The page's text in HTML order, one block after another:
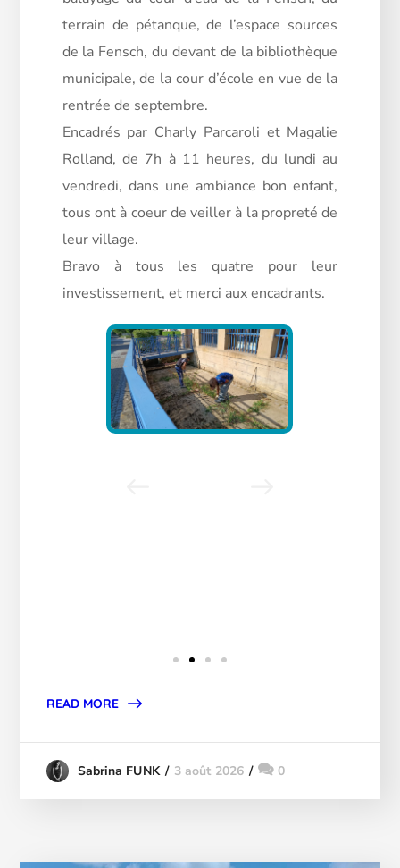
terrain de pétanque, de l’espace sources
de la Fensch, du devant de la bibliothèque
municipale, de la cour d’école en vue de la
rentrée de septembre.
Encadrés par Charly Parcaroli et Magalie
Rolland, de 7h à 11 heures, du lundi au
vendredi, dans une ambiance bon enfant,
tous ont à coeur de veiller à la propreté de
leur village.
Bravo à tous les quatre pour leur
investissement, et merci aux encadrants.
READ MORE
Sabrina FUNK 3 août 2026 0